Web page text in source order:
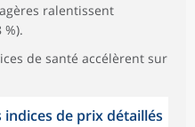
ralentissent
%).
de santé accélèrent sur
de prix détaillés